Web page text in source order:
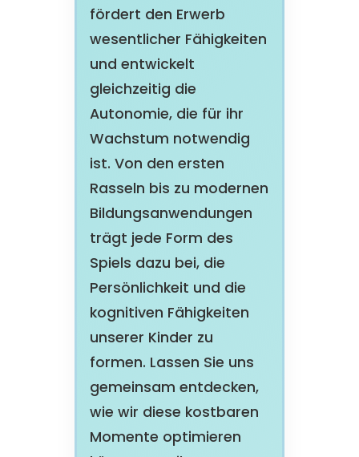
fördert den Erwerb
wesentlicher Fähigkeiten
und entwickelt
gleichzeitig die
Autonomie, die für ihr
Wachstum notwendig
ist. Von den ersten
Rasseln bis zu modernen
Bildungsanwendungen
trägt jede Form des
Spiels dazu bei, die
Persönlichkeit und die
kognitiven Fähigkeiten
unserer Kinder zu
formen. Lassen Sie uns
gemeinsam entdecken,
wie wir diese kostbaren
Momente optimieren